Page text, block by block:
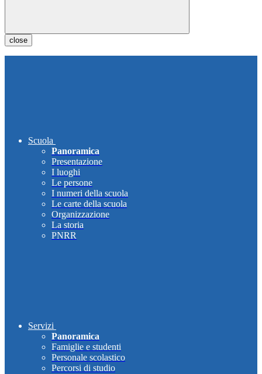
close
Scuola
Panoramica
Presentazione
I luoghi
Le persone
I numeri della scuola
Le carte della scuola
Organizzazione
La storia
PNRR
Servizi
Panoramica
Famiglie e studenti
Personale scolastico
Percorsi di studio